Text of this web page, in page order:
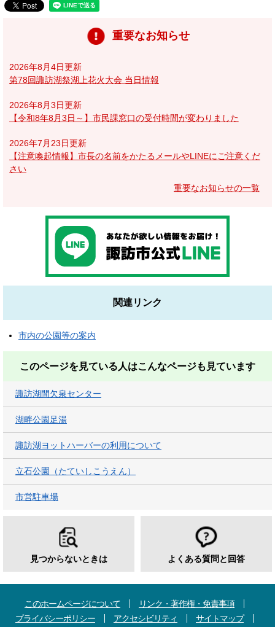
重要なお知らせ
2026年8月4日更新
第78回諏訪湖祭湖上花火大会 当日情報
2026年8月3日更新
【令和8年8月3日～】市民課窓口の受付時間が変わりました
2026年7月23日更新
【注意喚起情報】市長の名前をかたるメールやLINEにご注意くだ
さい
重要なお知らせの一覧
関連リンク
市内の公園等の案内
このページを見ている人はこんなページも見ています
諏訪湖間欠泉センター
湖畔公園足湯
諏訪湖ヨットハーバーの利用について
立石公園（たていしこうえん）
市営駐車場
見つからないときは よくある質問と回答
このホームページについて
リンク・著作権・免責事項
プライバシーポリシー
アクセシビリティ
サイトマップ